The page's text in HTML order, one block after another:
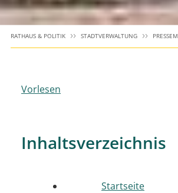
RATHAUS & POLITIK STADTVERWALTUNG
Vorlesen
Inhaltsverzeichnis
Startseite